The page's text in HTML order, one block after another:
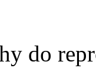
do